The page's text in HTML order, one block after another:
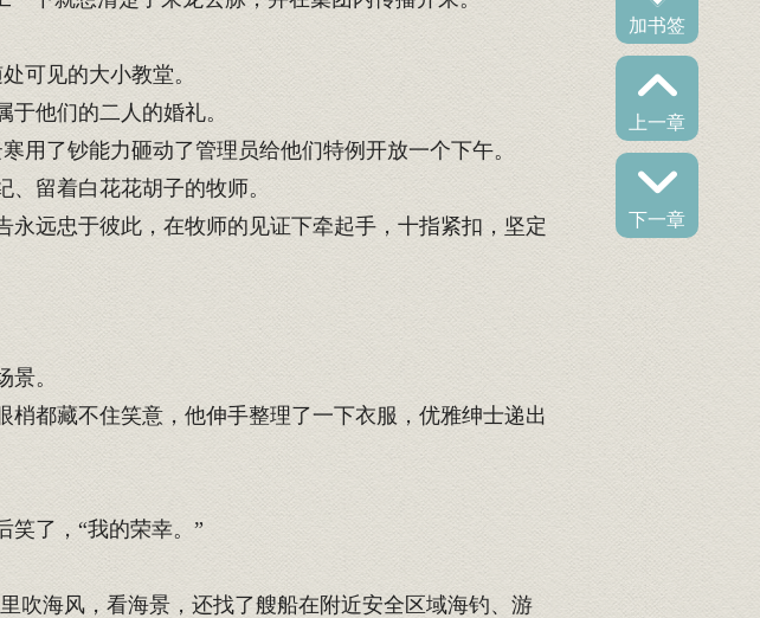
加书签
上一章
下一章
可见的大小教堂。
他们的二人的婚礼。
了钞能力砸动了管理员给他们特例开放一个下午。
留着白花花胡子的牧师。
远忠于彼此，在牧师的见证下牵起手，十指紧扣，坚定
。
都藏不住笑意，他伸手整理了一下衣服，优雅绅士递出
了，“我的荣幸。”
海风，看海景，还找了艘船在附近安全区域海钓、游